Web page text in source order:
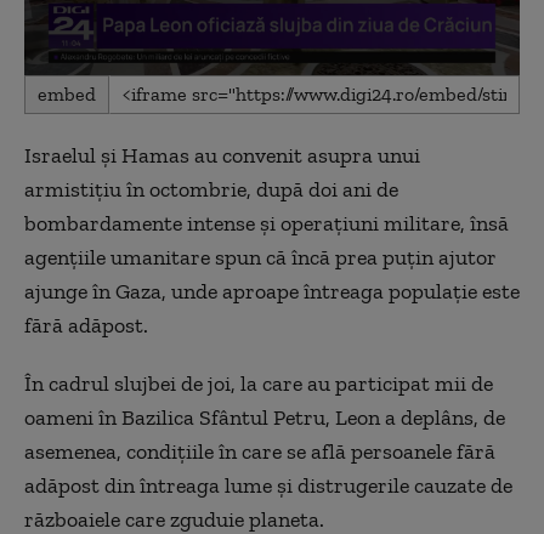
0
seconds
minutes,
seconds
embed
Israelul și Hamas au convenit asupra unui
armistițiu în octombrie, după doi ani de
bombardamente intense și operațiuni militare, însă
agențiile umanitare spun că încă prea puțin ajutor
ajunge în Gaza, unde aproape întreaga populație este
fără adăpost.
În cadrul slujbei de joi, la care au participat mii de
oameni în Bazilica Sfântul Petru, Leona deplâns, de
asemenea, condițiile în care se află persoanele fără
adăpost din întreaga lume și distrugerile cauzate de
războaiele care zguduieplaneta.